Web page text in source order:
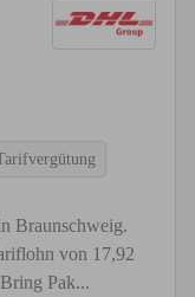
Braunschweig.
von 17,92
Pak...